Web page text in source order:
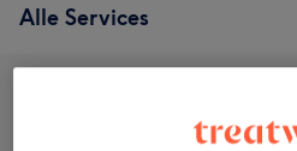
Alle Services